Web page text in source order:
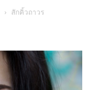
สักคิ้วถาวร